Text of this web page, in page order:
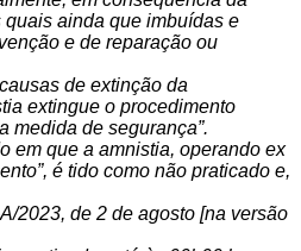
ainda que imbuídas e
e de reparação ou
de extinção da
extingue o procedimento
medida de segurança”.
em que a amnistia, operando ex
é tido como não praticado e,
2023, de 2 de agosto [na versão